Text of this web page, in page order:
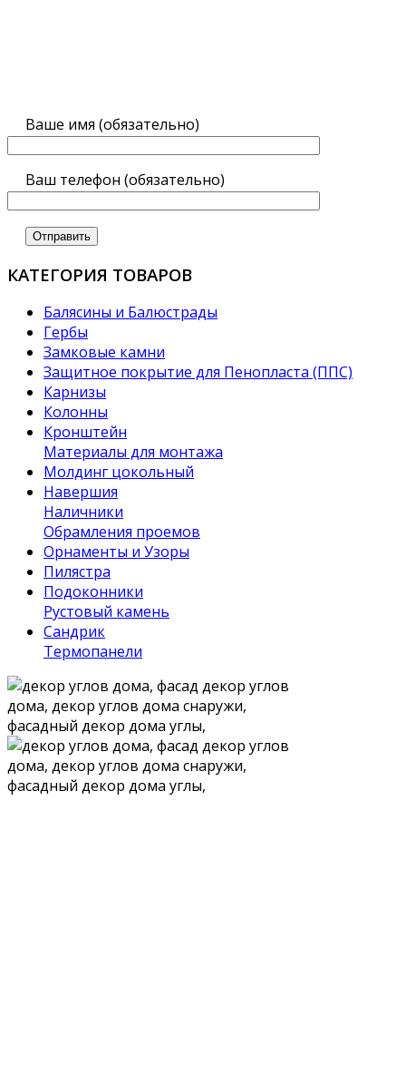
Ваше имя (обязательно)
Ваш телефон (обязательно)
КАТЕГОРИЯ ТОВАРОВ
Балясины и Балюстрады
Гербы
Замковые камни
Защитное покрытие для Пенопласта (ППС)
Карнизы
Колонны
Кронштейн
Материалы для монтажа
Молдинг цокольный
Навершия
Наличники
Обрамления проемов
Орнаменты и Узоры
Пилястра
Подоконники
Рустовый камень
Сандрик
Термопанели